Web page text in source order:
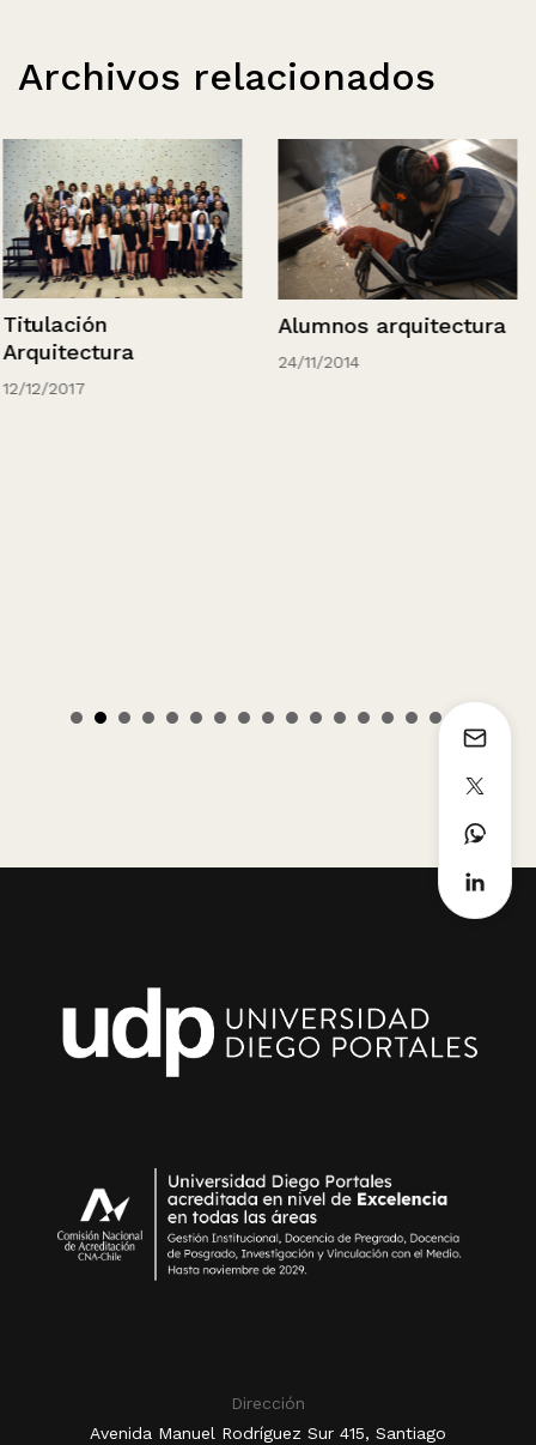
Archivos relacionados
Titulación
Arquitectura
12/12/2017
Alumnos arquitectura
24/11/2014
Dirección
Avenida Manuel Rodríguez Sur 415, Santiago